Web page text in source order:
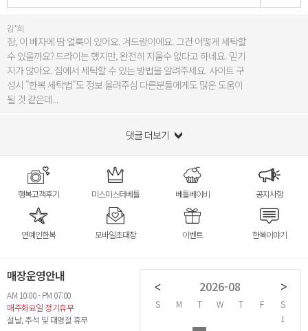
김*희
참, 이 베자에 땀 얼룩이 있어요. 겨드랑이에요. 그건 어떻게 세탁할
수 있을까요? 드라이는 했지만, 완전히 지울수 없다고 하네요. 믿기
지가 않아요. 집에서 세탁할 수 있는 방법을 알려주세요. 사이트 구
성시 "한복 세탁법"도 정보 올려주심 다른분들에게도 많은 도움이
될 것 같은데...
댓글 더보기
행복고객후기 미스미스터베틀 베틀베이비 공지사항
연예인한복 모바일초대장 이벤트 한복이야기
매장운영안내
AM 10:00 - PM 07:00
매주화요일 정기휴무
설날, 추석 및 대명절 휴무
2026-07
S M T W
1
2026-08
S M T W T F S
1